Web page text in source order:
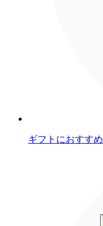
ギフトにおすすめ